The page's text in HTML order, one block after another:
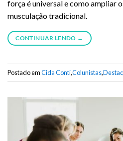
força é universal e como ampliar
musculação tradicional.
CONTINUAR LENDO →
Postado emCida Conti,Colunistas,